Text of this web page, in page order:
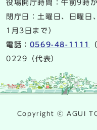
役場開庁時間：午前9時
閉庁日：土曜日、日曜
1月3日まで）
電話： 0569-48-1111
0229（代表）
Copyright ⓒ AGUI